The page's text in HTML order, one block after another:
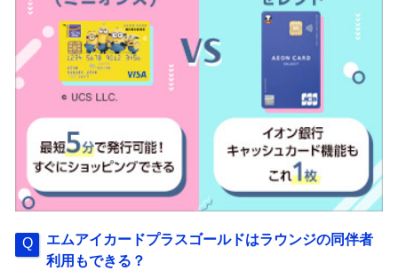
エムアイカードプラスゴールドはラウンジの同伴者
利用もできる？